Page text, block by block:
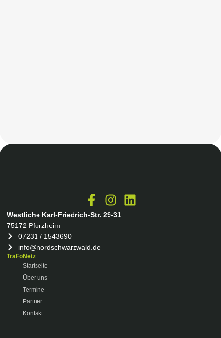
Westliche Karl-Friedrich-Str. 29-31
75172 Pforzheim
07231 / 1543690
info@nordschwarzwald.de
TraFoNetz
Startseite
Über uns
Termine
Partner
Kontakt